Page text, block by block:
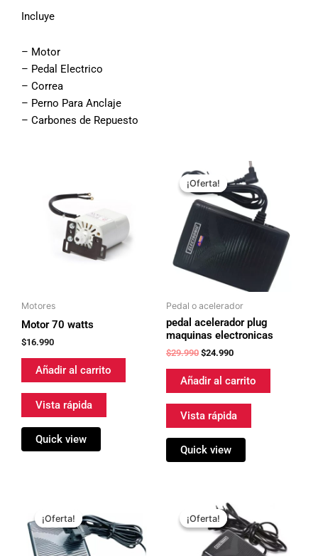
Incluye
– Motor
– Pedal Electrico
– Correa
– Perno Para Anclaje
– Carbones de Repuesto
Motores
Motor 70 watts
$16.990
Añadir al carrito
Vista rápida
Quick view
¡Oferta!
¡Oferta!
Pedal o acelerador
pedal acelerador plug
maquinas electronicas
$29.990
precio
original
era:
$29.990.
$24.990
precio
actual
es:
$24.990.
Añadir al carrito
Vista rápida
Quick view
¡Oferta!
¡Oferta!
precio
original
era:
$29.990.
precio
actual
es:
$22.990.
¡Oferta!
¡Oferta!
precio
original
era:
$29.990.
precio
actual
es:
$22.990.